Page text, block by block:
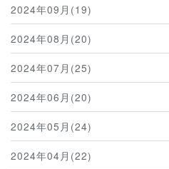
2024年09月(19)
2024年08月(20)
2024年07月(25)
2024年06月(20)
2024年05月(24)
2024年04月(22)